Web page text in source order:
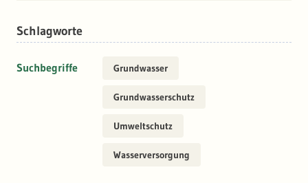
Schlagworte
Suchbegriffe Grundwasser
Grundwasserschutz
Umweltschutz
Wasserversorgung